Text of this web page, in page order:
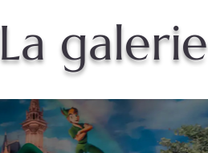
La galerie